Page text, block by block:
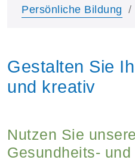
Persönliche Bildung
Gestalten Sie
und kreativ
Nutzen Sie
Gesundheits- und